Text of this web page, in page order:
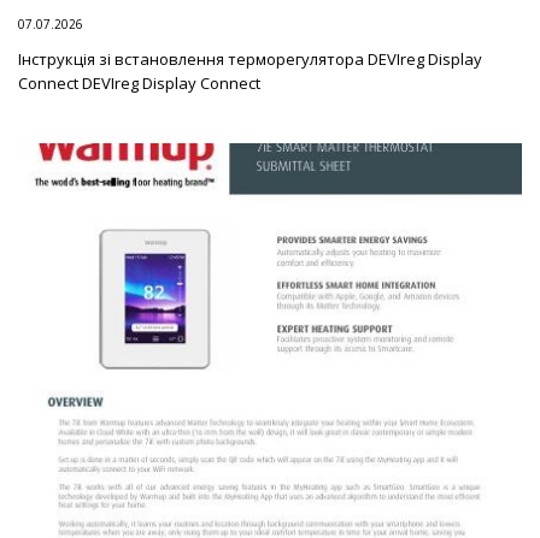
07.07.2026
Інструкція зі встановлення терморегулятора DEVIreg Display
Connect DEVIreg Display Connect